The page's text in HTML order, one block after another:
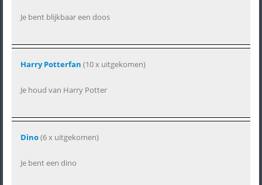
Je bent blijkbaar een doos
Harry Potterfan (10 x uitgekomen)
Je houd van Harry Potter
Dino(6 x uitgekomen)
Je bent een dino